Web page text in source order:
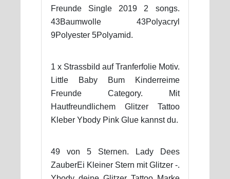
Freunde Single 2019 2 songs.
43Baumwolle 43Polyacryl
9Polyester 5Polyamid.
1 x Strassbild auf Tranferfolie Motiv.
Little Baby Bum Kinderreime
Freunde Category. Mit
Hautfreundlichem Glitzer Tattoo
Kleber Ybody Pink Glue kannst du.
49 von 5 Sternen. Lady Dees
ZauberEi Kleiner Stern mit Glitzer -.